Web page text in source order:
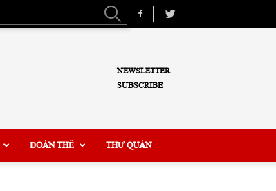
NEWSLETTER
SUBSCRIBE
ĐOÀN THỂ THƯ QUÁN